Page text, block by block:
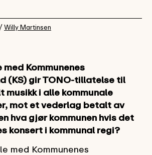
Willy Martinsen
Kommunenes
(KS) gir TONO-tillatelse til
musikk i alle kommunale
mot et vederlag betalt av
hva gjør kommunen hvis det
konsert i kommunal regi?
med Kommunenes